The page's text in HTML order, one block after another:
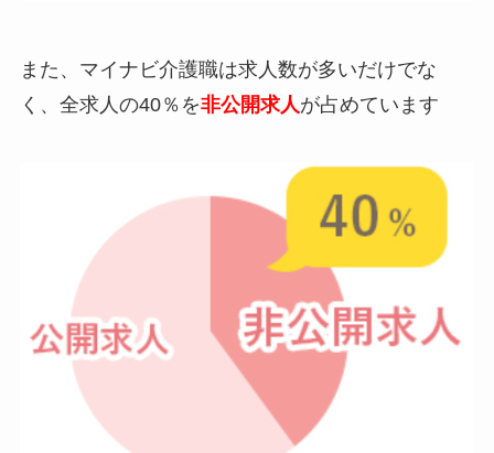
また、マイナビ介護職は求人数が多いだけでな
く、全求人の40％を非公開求人が占めています